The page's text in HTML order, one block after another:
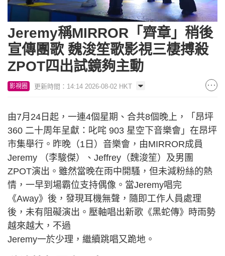
Loaded:
Jeremy稱MIRROR「齊章」稍後
宣傳團歌 魏浚笙歌影視三棲搏殺
ZPOT四出試鏡夠主動
影視圈 更新時間：14:14 2026-08-02 HKT
由7月24日起，一連4個星期、合共8個晚上，「昂坪
360 二十周年呈獻：叱咤 903 星空下音樂會」在昂坪
市集舉行。昨晚（1日）音樂會，由MIRROR成員
Jeremy （李駿傑）、Jeffrey（魏浚笙）及男團
ZPOT演出。雖然當晚在雨中開騷，但未減粉絲的熱
情，一早到場霸位支持偶像。當Jeremy唱完
《Away》後，發現耳機無聲，隨即工作人員處理
後，未有阻礙演出。壓軸唱出新歌《黑蛇傳》時雨勢
越來越大，不過
Jeremy一於少理，繼續跳唱又跪地。